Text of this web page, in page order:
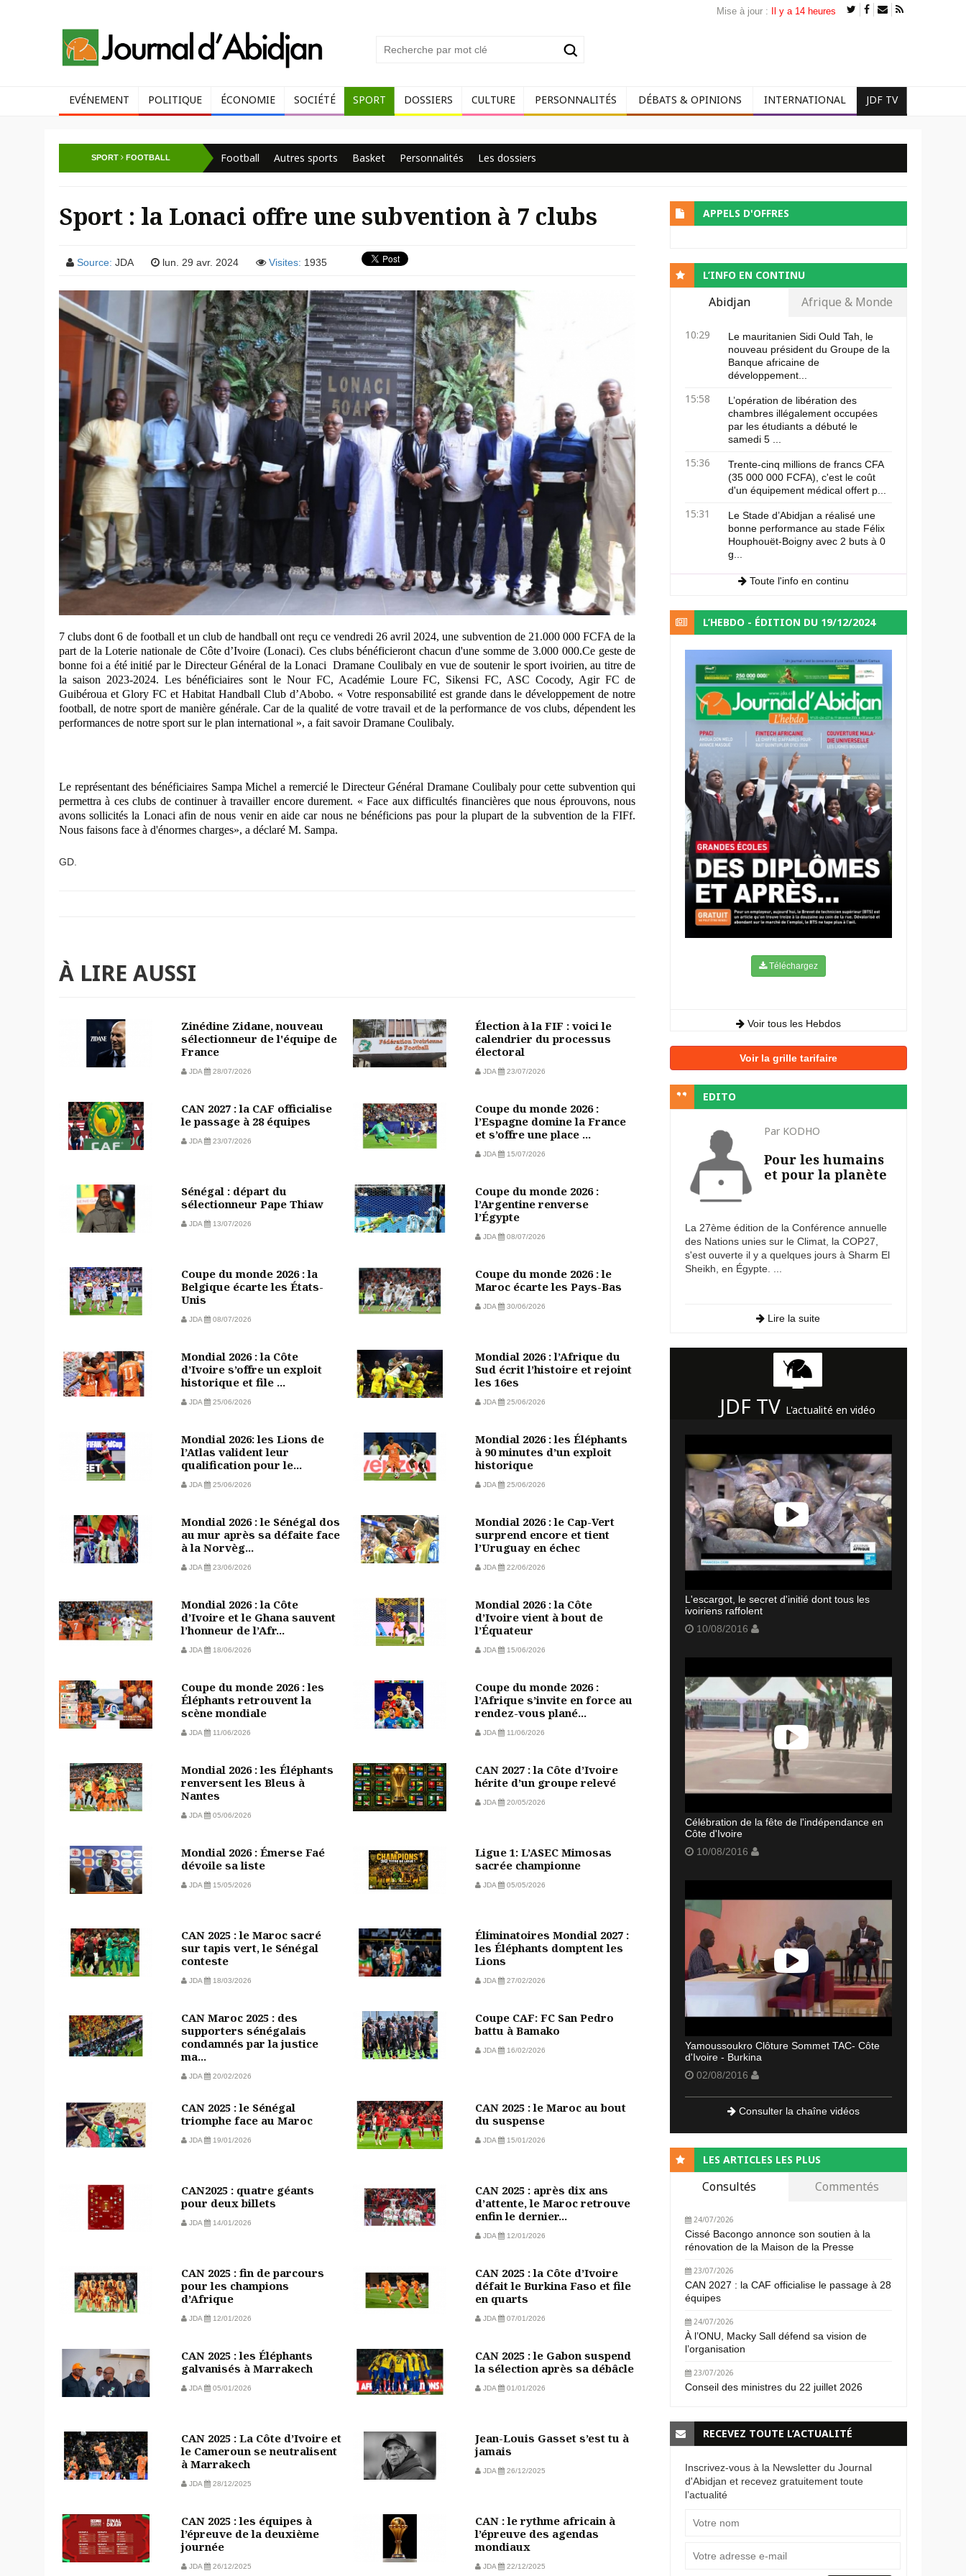
Mise à jour : Il y a 14 heures
EVÉNEMENT POLITIQUE ÉCONOMIE SOCIÉTÉ SPORT DOSSIERS CULTURE PERSONNALITÉS DÉBATS & OPINIONS INTERNATIONAL JDF TV
SPORT FOOTBALL Football Autres sports Basket Personnalités Les dossiers
Sport : la Lonaci offre une subvention à 7 clubs
Source: JDA lun. 29 avr. 2024 Visites: 1935
7 clubs dont 6 de football et un club de handball ont reçu ce vendredi 26 avril 2024, une subvention de 21.000 000 FCFA de la
part de la Loterie nationale de Côte d’Ivoire (Lonaci). Ces clubs bénéficieront chacun d'une somme de 3.000 000.Ce geste de
bonne foi a été initié par le Directeur Général de la Lonaci Dramane Coulibaly en vue de soutenir le sport ivoirien,au titre de
la saison 2023-2024. Les bénéficiaires sont le Nour FC, Académie Loure FC, Sikensi FC, ASC Cocody, Agir FC de
Guibéroua et Glory FC et Habitat Handball Club d’Abobo. « Votre responsabilité est grande dans le développement de notre
football, de notre sport de manière générale. Car de la qualité de votre travail et de la performance de vos clubs, dépendent les
performances de notre sport sur le plan international », a fait savoir Dramane Coulibaly.
Le représentant des bénéficiaires Sampa Michel a remercié le Directeur Général Dramane Coulibaly pour cette subvention qui
permettra à ces clubs de continuer à travailler encore durement. « Face aux difficultés financières que nous éprouvons, nous
avons sollicités la Lonaci afin de nous venir en aide car nous ne bénéficions pas pour la plupart de la subvention de la FIFf.
Nous faisons face à d'énormes charges», a déclaré M. Sampa.
GD.
À LIRE AUSSI
Zinédine Zidane, nouveau
sélectionneur de l'équipe de
France
JDA 28/07/2026
Élection à la FIF : voici le
calendrier du processus
électoral
JDA 23/07/2026
CAN 2027 : la CAF officialise
le passage à 28 équipes
JDA 23/07/2026
Coupe du monde 2026 :
l’Espagne domine la France
et s’offre une place ...
JDA 15/07/2026
Sénégal : départ du
sélectionneur Pape Thiaw
JDA 13/07/2026
Coupe du monde 2026 :
l’Argentine renverse
l’Égypte
JDA 08/07/2026
Coupe du monde 2026 : la
Belgique écarte les États-
Unis
JDA 08/07/2026
Coupe du monde 2026 : le
Maroc écarte les Pays-Bas
JDA 30/06/2026
Mondial 2026 : la Côte
d’Ivoire s’offre un exploit
historique et file ...
JDA 25/06/2026
Mondial 2026 : l’Afrique du
Sud écrit l’histoire et rejoint
les 16es
JDA 25/06/2026
Mondial 2026: les Lions de
l’Atlas valident leur
qualification pour le...
JDA 25/06/2026
Mondial 2026 : les Éléphants
à 90 minutes d’un exploit
historique
JDA 25/06/2026
Mondial 2026 : le Sénégal dos
au mur après sa défaite face
à la Norvèg...
JDA 23/06/2026
Mondial 2026 : le Cap-Vert
surprend encore et tient
l’Uruguay en échec
JDA 22/06/2026
Mondial 2026 : la Côte
d’Ivoire et le Ghana sauvent
l’honneur de l’Afr...
JDA 18/06/2026
Mondial 2026 : la Côte
d’Ivoire vient à bout de
l’Équateur
JDA 15/06/2026
Coupe du monde 2026 : les
Éléphants retrouvent la
scène mondiale
JDA 11/06/2026
Coupe du monde 2026 :
l’Afrique s’invite en force au
rendez-vous plané...
JDA 11/06/2026
Mondial 2026 : les Éléphants
renversent les Bleus à
Nantes
JDA 05/06/2026
CAN 2027 : la Côte d’Ivoire
hérite d’un groupe relevé
JDA 20/05/2026
Mondial 2026 : Émerse Faé
dévoile sa liste
JDA 15/05/2026
Ligue 1: L’ASEC Mimosas
sacrée championne
JDA 05/05/2026
CAN 2025 : le Maroc sacré
sur tapis vert, le Sénégal
conteste
JDA 18/03/2026
Éliminatoires Mondial 2027 :
les Éléphants domptent les
Lions
JDA 27/02/2026
CAN Maroc 2025 : des
supporters sénégalais
condamnés par la justice
ma...
JDA 20/02/2026
Coupe CAF: FC San Pedro
battu à Bamako
JDA 16/02/2026
CAN 2025 : le Sénégal
triomphe face au Maroc
JDA 19/01/2026
CAN 2025 : le Maroc au bout
du suspense
JDA 15/01/2026
CAN2025 : quatre géants
pour deux billets
JDA 14/01/2026
CAN 2025 : après dix ans
d’attente, le Maroc retrouve
enfin le dernier...
JDA 12/01/2026
CAN 2025 : fin de parcours
pour les champions
d’Afrique
JDA 12/01/2026
CAN 2025 : la Côte d’Ivoire
défait le Burkina Faso et file
en quarts
JDA 07/01/2026
CAN 2025 : les Éléphants
galvanisés à Marrakech
JDA 05/01/2026
CAN 2025 : le Gabon suspend
la sélection après sa débâcle
JDA 01/01/2026
CAN 2025 : La Côte d’Ivoire et
le Cameroun se neutralisent
à Marrakech
JDA 28/12/2025
Jean-Louis Gasset s’est tu à
jamais
JDA 26/12/2025
CAN 2025 : les équipes à
l’épreuve de la deuxième
journée
JDA 26/12/2025
CAN : le rythme africain à
l’épreuve des agendas
mondiaux
JDA 22/12/2025
APPELS D'OFFRES
L’INFO EN CONTINU
Abidjan Afrique & Monde
10:29
Le mauritanien Sidi Ould Tah, le
nouveau président du Groupe de la
Banque africaine de
développement...
15:58
L’opération de libération des
chambres illégalement occupées
par les étudiants a débuté le
samedi 5 ...
15:36
Trente-cinq millions de francs CFA
(35 000 000 FCFA), c'est le coût
d'un équipement médical offert p...
15:31
Le Stade d’Abidjan a réalisé une
bonne performance au stade Félix
Houphouët-Boigny avec 2 buts à 0
g...
Toute l'info en continu
L’HEBDO - ÉDITION DU 19/12/2024
Téléchargez
Voir tous les Hebdos
Voir la grille tarifaire
EDITO
Par KODHO
Pour les humains
et pour la planète
La 27ème édition de la Conférence annuelle
des Nations unies sur le Climat, la COP27,
s'est ouverte il y a quelques jours à Sharm El
Sheikh, en Égypte. ...
Lire la suite
JDF TV L'actualité en vidéo
L'escargot, le secret d'initié dont tous les
ivoiriens raffolent
10/08/2016
Célébration de la fête de l'indépendance en
Côte d'Ivoire
10/08/2016
Yamoussoukro Clôture Sommet TAC- Côte
d'Ivoire - Burkina
02/08/2016
Consulter la chaîne vidéos
LES ARTICLES LES PLUS
Consultés Commentés
24/07/2026
Cissé Bacongo annonce son soutien à la
rénovation de la Maison de la Presse
23/07/2026
CAN 2027 : la CAF officialise le passage à 28
équipes
24/07/2026
À l’ONU, Macky Sall défend sa vision de
l’organisation
23/07/2026
Conseil des ministres du 22 juillet 2026
RECEVEZ TOUTE L’ACTUALITÉ
Inscrivez-vous à la Newsletter du Journal
d'Abidjan et recevez gratuitement toute
l’actualité